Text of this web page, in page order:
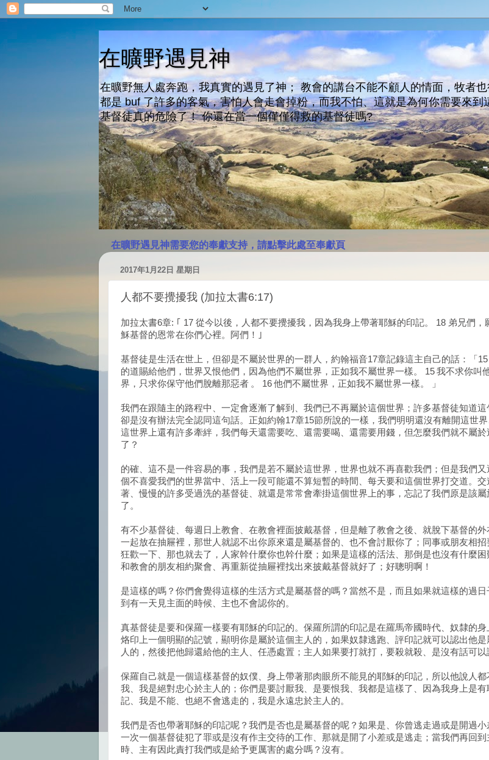
在曠野遇見神
在曠野無人處奔跑，我真實的遇見了神； 教會的講台不能不顧人的情面，牧者
都是 buf 了許多的客氣，害怕人會走會掉粉，而我不怕、這就是為何你需要來
基督徒真的危險了！ 你還在當一個僅僅得救的基督徒嗎?
在曠野遇見神需要您的奉獻支持，請點擊此處至奉獻頁
2017年1月22日 星期日
人都不要攪擾我 (加拉太書6:17)
加拉太書6章: ｢ 17 從今以後，人都不要攪擾我，因為我身上帶著耶穌的印記。 18 弟兄們，
穌基督的恩常在你們心裡。阿們！｣
基督徒是生活在世上，但卻是不屬於世界的一群人，約翰福音17章記錄這主自己的話：「
的道賜給他們，世界又恨他們，因為他們不屬世界，正如我不屬世界一樣。 15 我不求你叫
界，只求你保守他們脫離那惡者 。 16 他們不屬世界，正如我不屬世界一樣。 」
我們在跟隨主的路程中、一定會逐漸了解到、我們已不再屬於這個世界；許多基督徒知道這
卻是沒有辦法完全認同這句話。正如約翰17章15節所說的一樣，我們明明還沒有離開這世
這世界上還有許多牽絆，我們每天還需要吃、還需要喝、還需要用錢，但怎麼我們就不屬於
了？
的確、這不是一件容易的事，我們是若不屬於這世界，世界也就不再喜歡我們；但是我們又
個不喜愛我們的世界當中、活上一段可能還不算短暫的時間、每天要和這個世界打交道。交
著、慢慢的許多受過洗的基督徒、就還是常常會牽掛這個世界上的事，忘記了我們原是該屬
了。
有不少基督徒、每週日上教會、在教會裡面披戴基督，但是離了教會之後、就脫下基督的外
一起放在抽屜裡，那世人就認不出你原來還是屬基督的、也不會討厭你了；同事或朋友相招
狂歡一下、那也就去了，人家幹什麼你也幹什麼；如果是這樣的活法、那倒是也沒有什麼困
和教會的朋友相約聚會、再重新從抽屜裡找出來披戴基督就好了；好聰明啊！
是這樣的嗎？你們會覺得這樣的生活方式是屬基督的嗎？當然不是，而且如果就這樣的過日
到有一天見主面的時候、主也不會認你的。
真基督徒是要和保羅一樣要有耶穌的印記的。保羅所謂的印記是在羅馬帝國時代、奴隸的身
烙印上一個明顯的記號，顯明你是屬於這個主人的，如果奴隸逃跑、評印記就可以認出他是
人的，然後把他歸還給他的主人、任憑處置；主人如果要打就打，要殺就殺、是沒有話可以
保羅自己就是一個這樣基督的奴僕、身上帶著那肉眼所不能見的耶穌的印記，所以他說人都
我、我是絕對忠心於主人的；你們是要討厭我、是要恨我、我都是這樣了、因為我身上是有
記、我是不能、也絕不會逃走的，我是永遠忠於主人的。
我們是否也帶著耶穌的印記呢？我們是否也是屬基督的呢？如果是、你曾逃走過或是開過小
一次一個基督徒犯了罪或是沒有作主交待的工作、那就是開了小差或是逃走；當我們再回到
時、主有因此責打我們或是給予更厲害的處分嗎？沒有。